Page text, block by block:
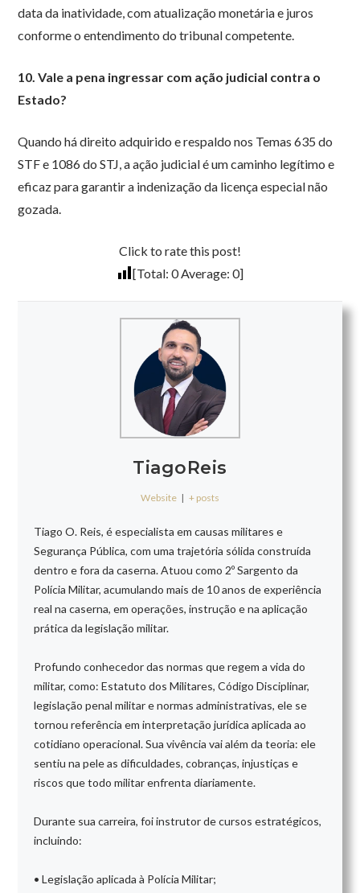
data da inatividade, com atualização monetária e juros
conforme o entendimento do tribunal competente.
10. Vale a pena ingressar com ação judicial contra o
Estado?
Quando há direito adquirido e respaldo nos Temas 635 do
STF e 1086 do STJ, a ação judicial é um caminho legítimo e
eficaz para garantir a indenização da licença especial não
gozada.
Click to rate this post!
[Total: 0Average: 0]
TiagoReis
Website | + posts
Tiago O. Reis, é especialista em causas militares e
Segurança Pública, com uma trajetória sólida construída
dentro e fora da caserna. Atuou como 2º Sargento da
Polícia Militar, acumulando mais de 10 anos de experiência
real na caserna, em operações, instrução e na aplicação
prática da legislação militar.
Profundo conhecedor das normas que regem a vida do
militar, como: Estatuto dos Militares, Código Disciplinar,
legislação penal militar e normas administrativas, ele se
tornou referência em interpretação jurídica aplicada ao
cotidiano operacional. Sua vivência vai além da teoria: ele
sentiu na pele as dificuldades, cobranças, injustiças e
riscos que todo militar enfrenta diariamente.
Durante sua carreira, foi instrutor de cursos estratégicos,
incluindo:
• Legislação aplicada à Polícia Militar;